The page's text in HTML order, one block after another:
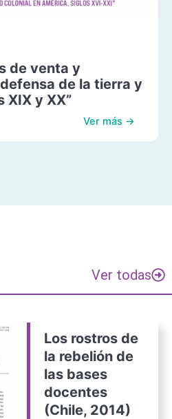
de venta y
de la tierra y
y XX”
Ver más →
Ver todas
Los rostros de
la rebelión de
las bases
docentes
(Chile, 2014)